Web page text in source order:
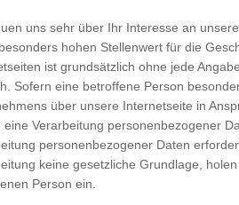
Maßnahmen
Person zugewiesen werden.
Verantwortlicher
ist die natürliche oder
und Mittel der Verarbeitung von
Recht der Mitgliedstaaten
oder dem Recht der
Person, Behörde,
uns sehr über Ihr Interesse an
hohen Stellenwert für die
ist grundsätzlich ohne jede
Sofern eine betroffene Person
über unsere Internetseite in
eine Verarbeitung personenbezogener
personenbezogener Daten
keine gesetzliche Grundlage,
Person ein.